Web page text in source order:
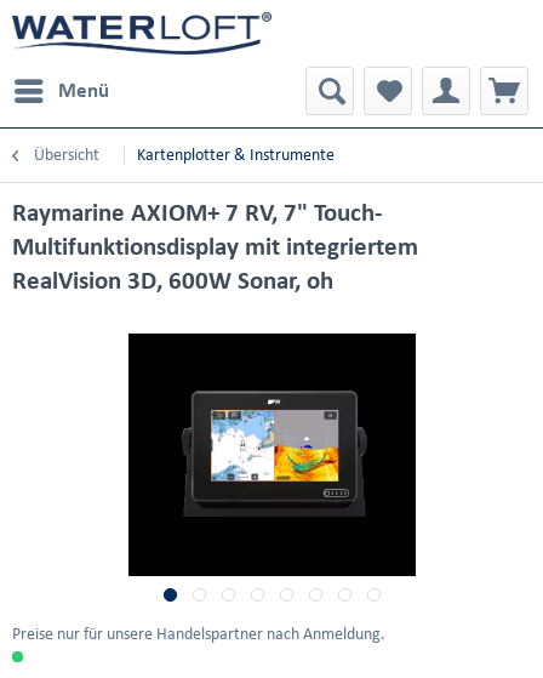
Menü
Übersicht Kartenplotter & Instrumente
Raymarine AXIOM+ 7 RV, 7" Touch-
Multifunktionsdisplay mit integriertem
RealVision 3D, 600W Sonar, oh
Preise nur für unsere Handelspartner nach Anmeldung.